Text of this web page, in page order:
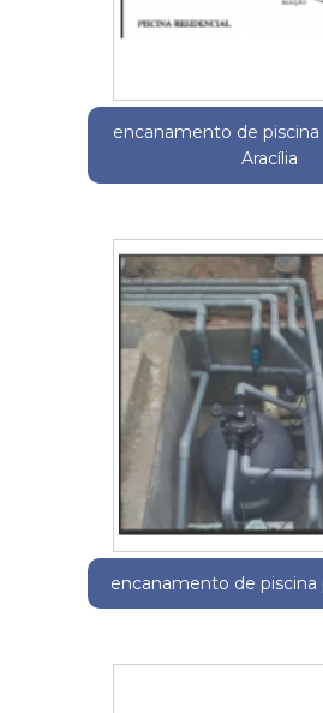
encanamento de piscina
Aracília
encanamento de piscina